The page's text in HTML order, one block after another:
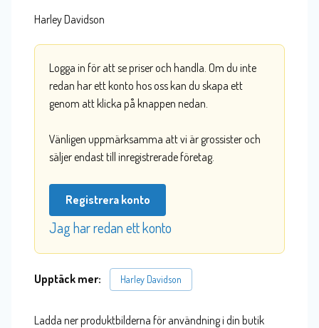
Harley Davidson
Logga in för att se priser och handla. Om du inte
redan har ett konto hos oss kan du skapa ett
genom att klicka på knappen nedan.
Vänligen uppmärksamma att vi är grossister och
säljer endast till inregistrerade företag.
Registrera konto
Jag har redan ett konto
Upptäck mer: Harley Davidson
Ladda ner produktbilderna för användning i din butik